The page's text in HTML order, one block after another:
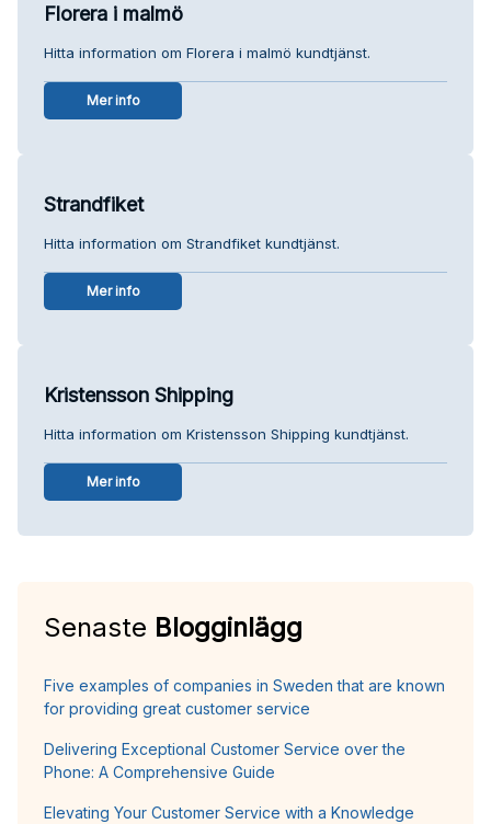
Florera i malmö
Hitta information om Florera i malmö kundtjänst.
Mer info
Strandfiket
Hitta information om Strandfiket kundtjänst.
Mer info
Kristensson Shipping
Hitta information om Kristensson Shipping kundtjänst.
Mer info
Senaste Blogginlägg
Five examples of companies in Sweden that are known
for providing great customer service
Delivering Exceptional Customer Service over the
Phone: A Comprehensive Guide
Elevating Your Customer Service with a Knowledge